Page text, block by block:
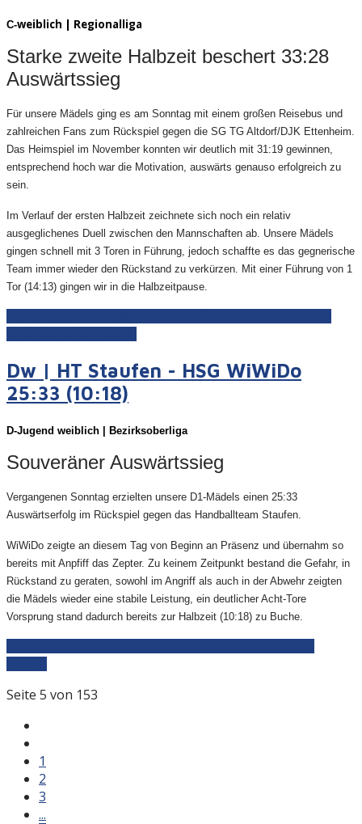
C-weiblich | Regionalliga
Starke zweite Halbzeit beschert 33:28
Auswärtssieg
Für unsere Mädels ging es am Sonntag mit einem großen Reisebus und
zahlreichen Fans zum Rückspiel gegen die SG TG Altdorf/DJK Ettenheim.
Das Heimspiel im November konnten wir deutlich mit 31:19 gewinnen,
entsprechend hoch war die Motivation, auswärts genauso erfolgreich zu
sein.
Im Verlauf der ersten Halbzeit zeichnete sich noch ein relativ
ausgeglichenes Duell zwischen den Mannschaften ab. Unsere Mädels
gingen schnell mit 3 Toren in Führung, jedoch schaffte es das gegnerische
Team immer wieder den Rückstand zu verkürzen. Mit einer Führung von 1
Tor (14:13) gingen wir in die Halbzeitpause.
Dw | HT Staufen - HSG WiWiDo
25:33 (10:18)
D-Jugend weiblich | Bezirksoberliga
Souveräner Auswärtssieg
Vergangenen Sonntag erzielten unsere D1-Mädels einen 25:33
Auswärtserfolg im Rückspiel gegen das Handballteam Staufen.
WiWiDo zeigte an diesem Tag von Beginn an Präsenz und übernahm so
bereits mit Anpfiff das Zepter. Zu keinem Zeitpunkt bestand die Gefahr, in
Rückstand zu geraten, sowohl im Angriff als auch in der Abwehr zeigten
die Mädels wieder eine stabile Leistung, ein deutlicher Acht-Tore
Vorsprung stand dadurch bereits zur Halbzeit (10:18) zu Buche.
Seite 5 von 153
1
2
3
...